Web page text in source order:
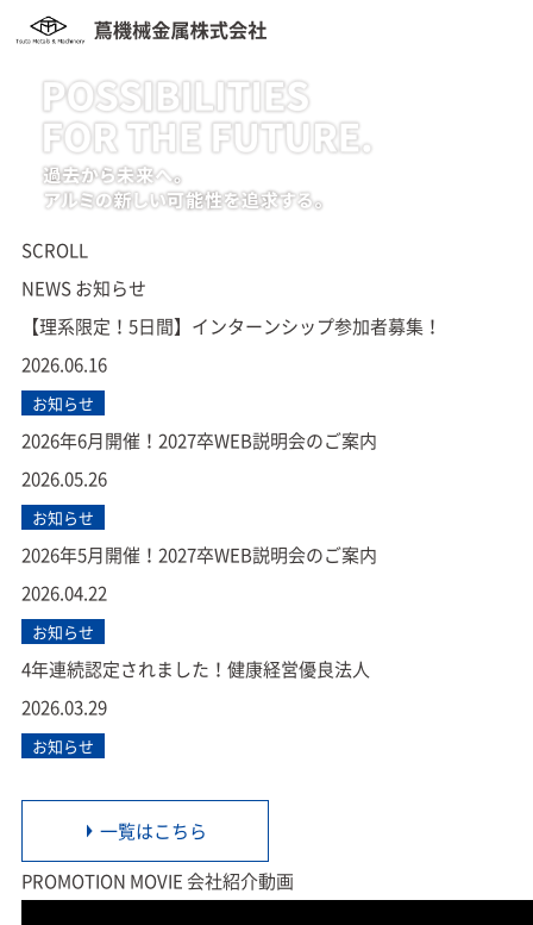
SCROLL
NEWSお知らせ
【理系限定！5日間】インターンシップ参加者募集！
2026.06.16
お知らせ
2026年6月開催！2027卒WEB説明会のご案内
2026.05.26
お知らせ
2026年5月開催！2027卒WEB説明会のご案内
2026.04.22
お知らせ
4年連続認定されました！健康経営優良法人
2026.03.29
お知らせ
一覧はこちら
PROMOTION MOVIE 会社紹介動画